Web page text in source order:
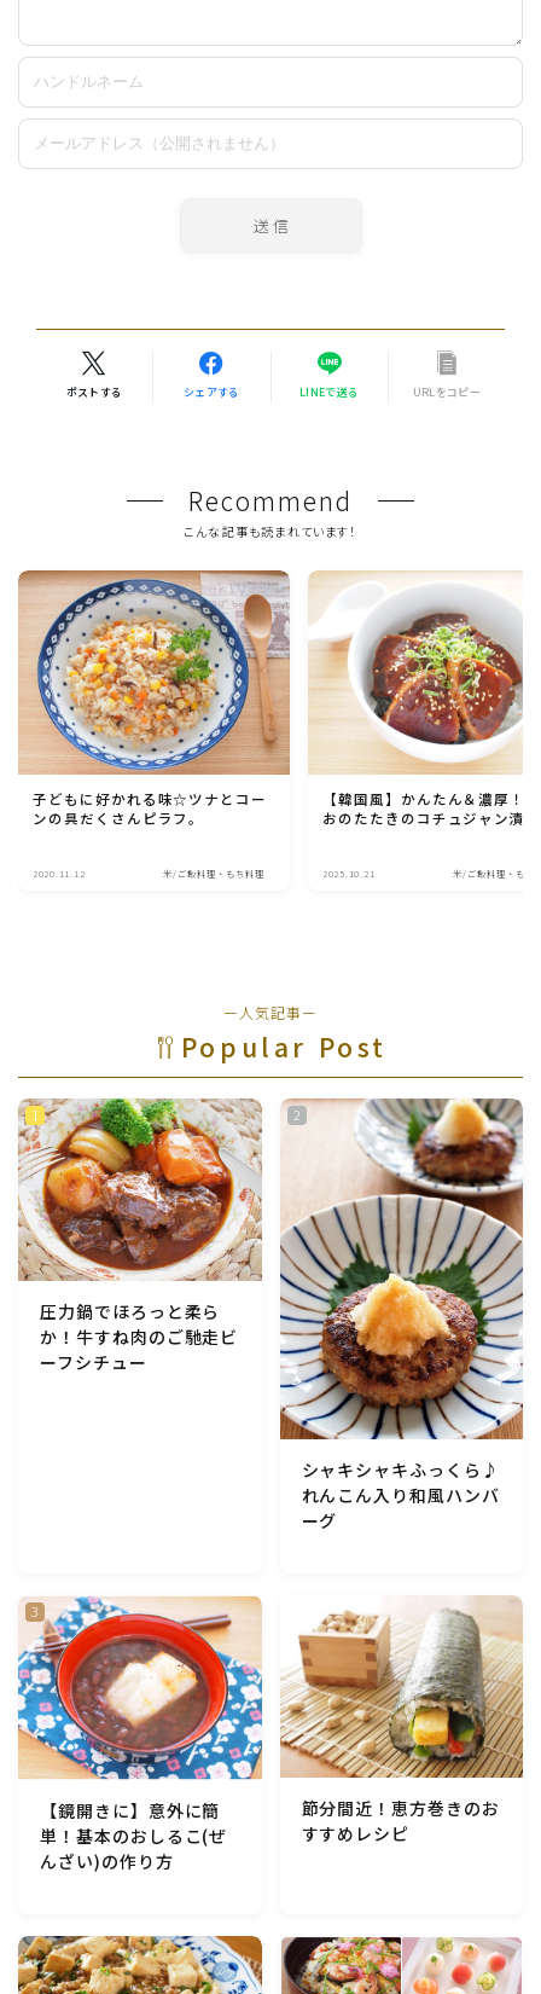
ポストする シェアする LINEで送る URLをコピー
Recommend
こんな記事も読まれています！
子どもに好かれる味☆ツナとコー
ンの具だくさんピラフ。
2020.11.12 米/ご飯料理・もち料理
【韓国風】かんたん＆濃厚！
おのたたきのコチュジャン漬
2025.10.21 米/ご飯料理・もち
ー人気記事ー
Popular Post
圧力鍋でほろっと柔ら
か！牛すね肉のご馳走ビ
ーフシチュー
シャキシャキふっくら♪
れんこん入り和風ハンバ
ーグ
【鏡開きに】意外に簡
単！基本のおしるこ(ぜ
んざい)の作り方
節分間近！恵方巻きのお
すすめレシピ